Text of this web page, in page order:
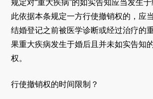
规定对“重大疾病”的如实告知应当发生
此依据本条规定一方行使撤销权的，应
结婚登记之前被医学诊断或经过治疗的
果重大疾病发生于婚后且并未如实告知
权。
行使撤销权的时间限制？